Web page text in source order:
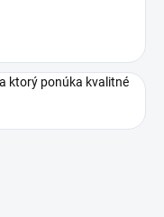
ktorý ponúka kvalitné